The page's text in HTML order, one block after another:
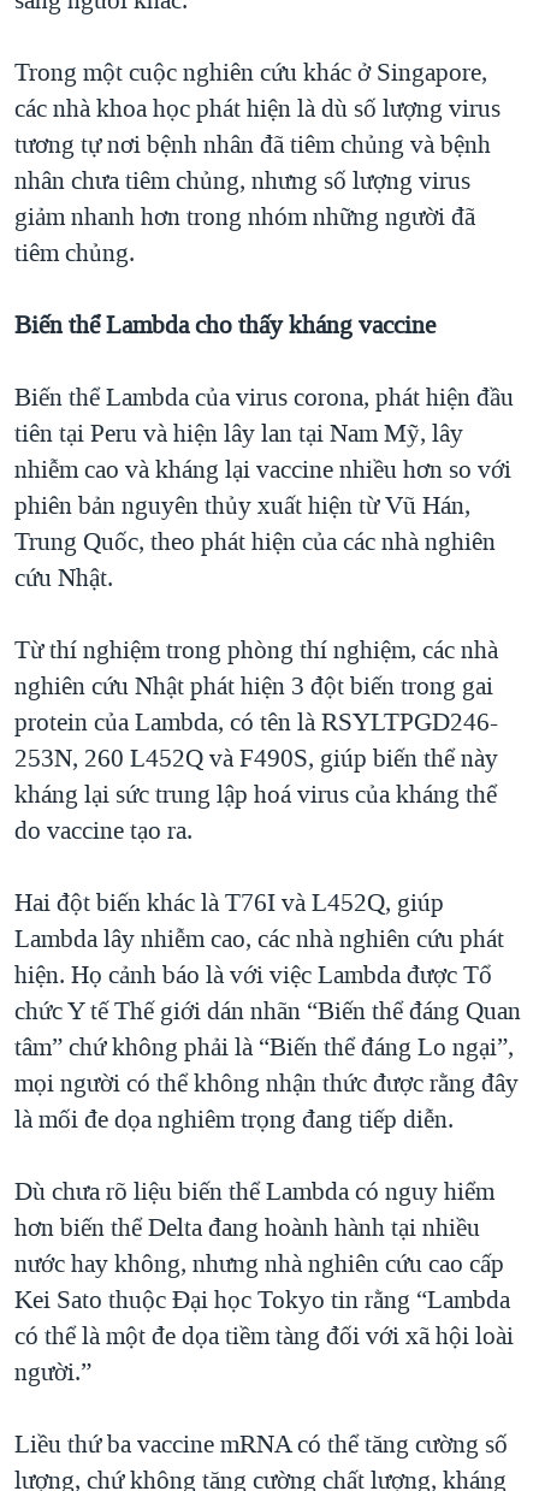
Trong một cuộc nghiên cứu khác ở Singapore,
các nhà khoa học phát hiện là dù số lượng virus
tương tự nơi bệnh nhân đã tiêm chủng và bệnh
nhân chưa tiêm chủng, nhưng số lượng virus
giảm nhanh hơn trong nhóm những người đã
tiêm chủng.
Biến thể Lambda cho thấy kháng vaccine
Biến thể Lambda của virus corona, phát hiện đầu
tiên tại Peru và hiện lây lan tại Nam Mỹ, lây
nhiễm cao và kháng lại vaccine nhiều hơn so với
phiên bản nguyên thủy xuất hiện từ Vũ Hán,
Trung Quốc, theo phát hiện của các nhà nghiên
cứu Nhật.
Từ thí nghiệm trong phòng thí nghiệm, các nhà
nghiên cứu Nhật phát hiện 3 đột biến trong gai
protein của Lambda, có tên là RSYLTPGD246-
253N, 260 L452Q và F490S, giúp biến thể này
kháng lại sức trung lập hoá virus của kháng thể
do vaccine tạo ra.
Hai đột biến khác là T76I và L452Q, giúp
Lambda lây nhiễm cao, các nhà nghiên cứu phát
hiện. Họ cảnh báo là với việc Lambda được Tổ
chức Y tế Thế giới dán nhãn “Biến thể đáng Quan
tâm” chứ không phải là “Biến thể đáng Lo ngại”,
mọi người có thể không nhận thức được rằng đây
là mối đe dọa nghiêm trọng đang tiếp diễn.
Dù chưa rõ liệu biến thể Lambda có nguy hiểm
hơn biến thể Delta đang hoành hành tại nhiều
nước hay không, nhưng nhà nghiên cứu cao cấp
Kei Sato thuộc Đại học Tokyo tin rằng “Lambda
có thể là một đe dọa tiềm tàng đối với xã hội loài
người.”
Liều thứ ba vaccine mRNA có thể tăng cường số
lượng, chứ không tăng cường chất lượng, kháng